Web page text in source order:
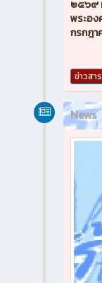
๒๕๖๙
พระอง
กรกฎ
ข่าวสา
News